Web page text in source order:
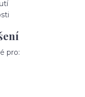
pro: